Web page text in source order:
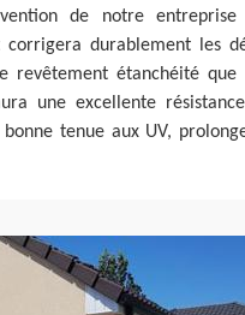
de notre entreprise
durablement les
revêtement étanchéité que
une excellente
tenue aux UV,